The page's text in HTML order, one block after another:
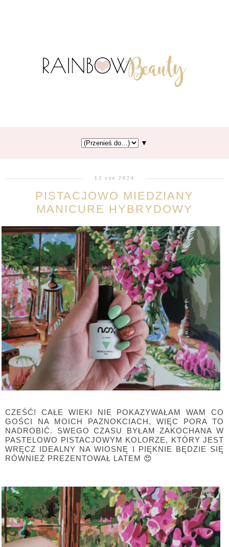
▼
12 cze 2024
PISTACJOWO MIEDZIANY
MANICURE HYBRYDOWY
CZEŚĆ! CAŁE WIEKI NIE POKAZYWAŁAM WAM CO
GOŚCI NA MOICH PAZNOKCIACH, WIĘC PORA TO
NADROBIĆ. SWEGO CZASU BYŁAM ZAKOCHANA W
PASTELOWO PISTACJOWYM KOLORZE, KTÓRY JEST
WRĘCZ IDEALNY NA WIOSNĘ I PIĘKNIE BĘDZIE SIĘ
RÓWNIEŻ PREZENTOWAŁ LATEM 😍